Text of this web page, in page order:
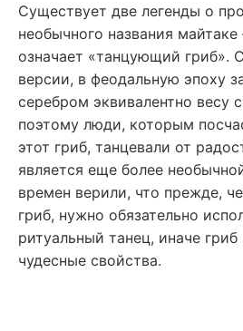
Существует две легенды о
необычного названия
означает «танцующий гриб».
версии, в феодальную эпоху
серебром эквивалентно весу
поэтому люди, которым
этот гриб, танцевали от
является еще более
времен верили, что прежде,
гриб, нужно обязательно
ритуальный танец, иначе
чудесные свойства.